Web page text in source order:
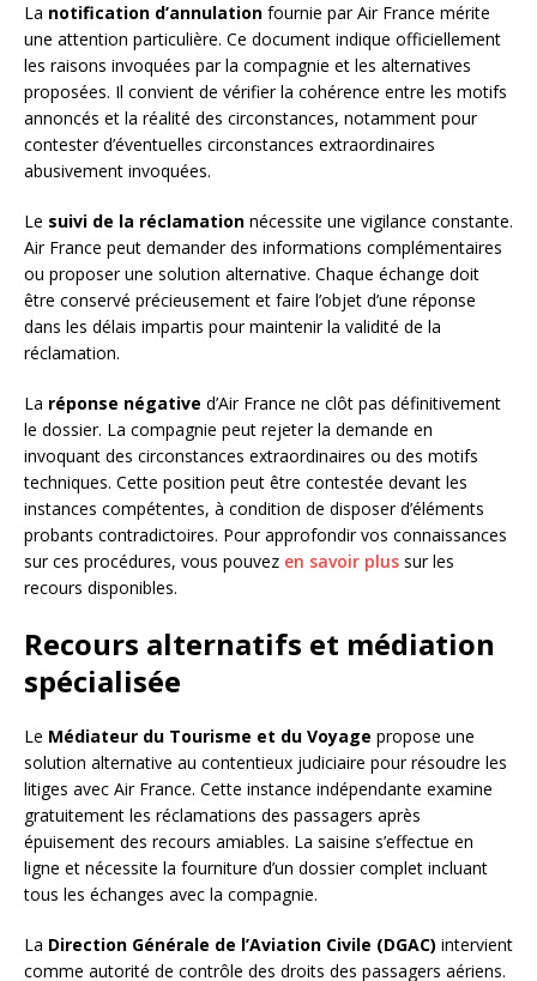
La notification d’annulation fournie par Air France mérite
une attention particulière. Ce document indique officiellement
les raisons invoquées par la compagnie et les alternatives
proposées. Il convient de vérifier la cohérence entre les motifs
annoncés et la réalité des circonstances, notamment pour
contester d’éventuelles circonstances extraordinaires
abusivement invoquées.
Le suivi de la réclamation nécessite une vigilance constante.
Air France peut demander des informations complémentaires
ou proposer une solution alternative. Chaque échange doit
être conservé précieusement et faire l’objet d’une réponse
dans les délais impartis pour maintenir la validité de la
réclamation.
La réponse négative d’Air France ne clôt pas définitivement
le dossier. La compagnie peut rejeter la demande en
invoquant des circonstances extraordinaires ou des motifs
techniques. Cette position peut être contestée devant les
instances compétentes, à condition de disposer d’éléments
probants contradictoires. Pour approfondir vos connaissances
sur ces procédures, vous pouvez en savoir plus sur les
recours disponibles.
Recours alternatifs et médiation
spécialisée
Le Médiateur du Tourisme et du Voyage propose une
solution alternative au contentieux judiciaire pour résoudre les
litiges avec Air France. Cette instance indépendante examine
gratuitement les réclamations des passagers après
épuisement des recours amiables. La saisine s’effectue en
ligne et nécessite la fourniture d’un dossier complet incluant
tous les échanges avec la compagnie.
La Direction Générale de l’Aviation Civile (DGAC) intervient
comme autorité de contrôle des droits des passagers aériens.